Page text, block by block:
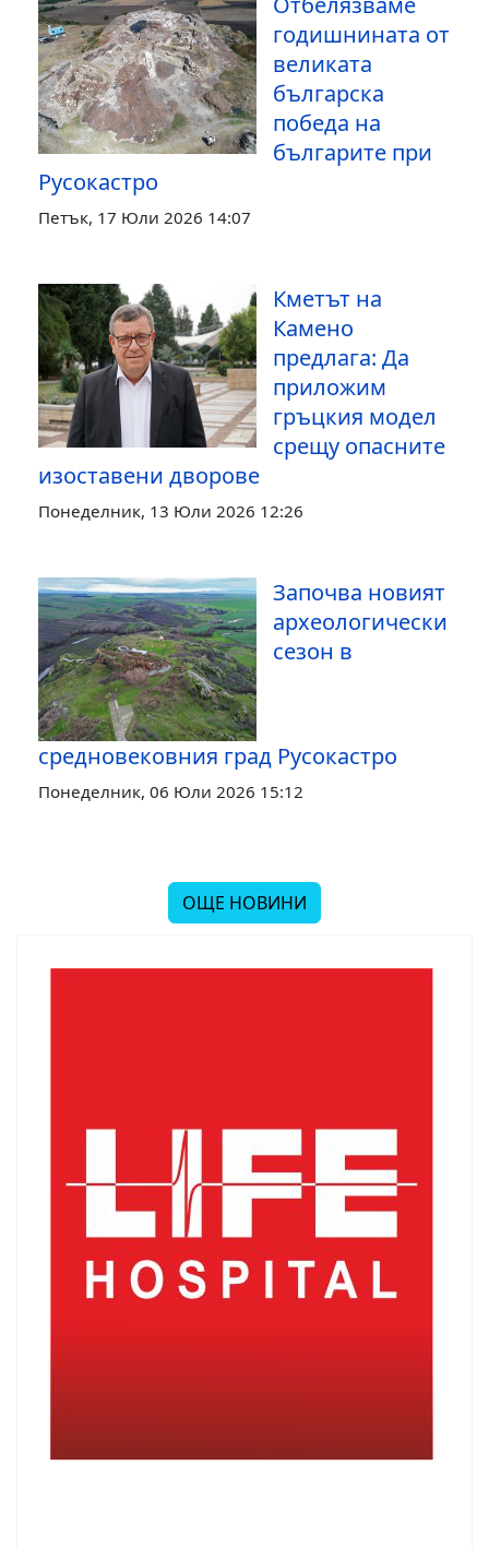
годишнината от
великата
българска
победа на
българите при
Русокастро
Петък, 17 Юли 2026 14:07
Кметът на
Камено
предлага: Да
приложим
гръцкия модел
срещу опасните
изоставени дворове
Понеделник, 13 Юли 2026 12:26
Започва новият
археологически
сезон в
средновековния град Русокастро
Понеделник, 06 Юли 2026 15:12
ОЩЕ НОВИНИ